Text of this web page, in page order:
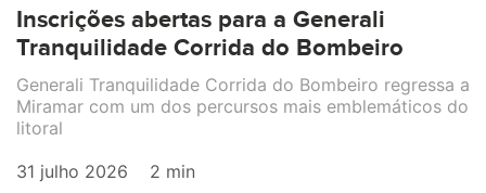
Inscrições abertas para a Generali
Tranquilidade Corrida do Bombeiro
Generali Tranquilidade Corrida do Bombeiro regressa a
Miramar com um dos percursos mais emblemáticos do
litoral
31 julho 2026
2 min